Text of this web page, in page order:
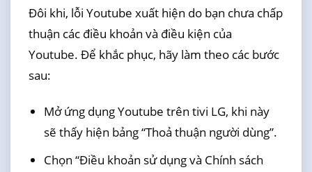
Đôi khi, lỗi Youtube xuất hiện do bạn chưa chấp
thuận các điều khoản và điều kiện của
Youtube. Để khắc phục, hãy làm theo các bước
sau:
Mở ứng dụng Youtube trên tivi LG, khi này
sẽ thấy hiện bảng “Thoả thuận người dùng”.
Chọn “Điều khoản sử dụng và Chính sách